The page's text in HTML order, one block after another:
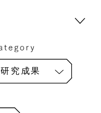
研究成果